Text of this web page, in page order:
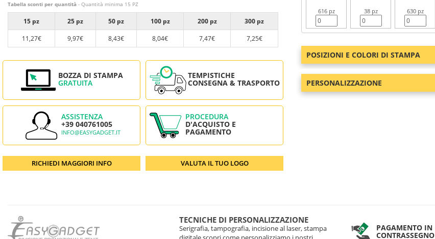
Tabella sconti per quantità - Quantità minima 15 PZ
15 pz 25 pz 50 pz 100 pz 200 pz
300 pz
11,27€
9,97€ 8,43€ 8,04€ 7,47€ 7,25€
BOZZA DI STAMPA
GRATUITA
TEMPISTICHE
CONSEGNA & TRASPORTO
ASSISTENZA
+39 040761005
INFO@EASYGADGET.IT
PROCEDURA
D'ACQUISTO E
PAGAMENTO
RICHIEDI MAGGIORI INFO VALUTA IL TUO LOGO
616 pz 38 pz 630 pz
POSIZIONI E COLORI DI STAMPA
PERSONALIZZAZIONE
TECNICHE DI PERSONALIZZAZIONE
Serigrafia, tampografia, incisione al laser, stampa
PAGAMENTO IN
CONTRASSEGNO